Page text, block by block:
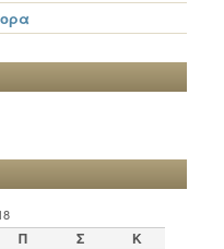
Π Σ
Κ